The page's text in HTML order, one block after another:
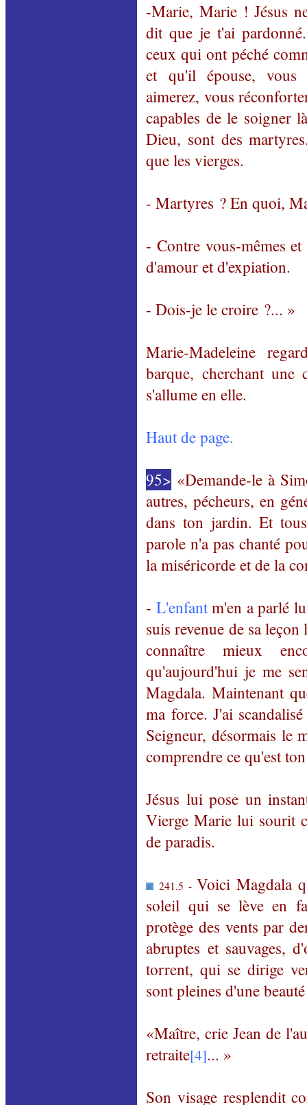
-Marie, Marie ! Jésus
dit que je t'ai
ceux qui ont péché
et qu'il épouse, vous
aimerez, vous
capables de le soigner
Dieu, sont des
que les vierges.
- Martyres ? En quoi,
- Contre vous-mêmes
d'amour et d'expiation.
- Dois-je le croire ?... »
Marie-Madeleine
barque, cherchant une
s'allume en elle.
Haut de page.
95> «Demande-le à
autres, pécheurs, en
dans ton jardin. Et
parole n'a pas chanté
la miséricorde et de la
- L'enfantm'en a parlé
suis revenue de sa
connaître mieux
qu'aujourd'hui je me
Magdala. Maintenant
ma force. J'ai
Seigneur, désormais le
comprendre ce qu'est
Jésus lui pose un
Vierge Marie lui sourit
de paradis.
241.5 - Voici Magdala
soleil qui se lève en
protège des vents par
abruptes et sauvages,
torrent, qui se dirige
sont pleines d'une
«Maître, crie Jean de
retraite[4]... »
Son visage resplendit